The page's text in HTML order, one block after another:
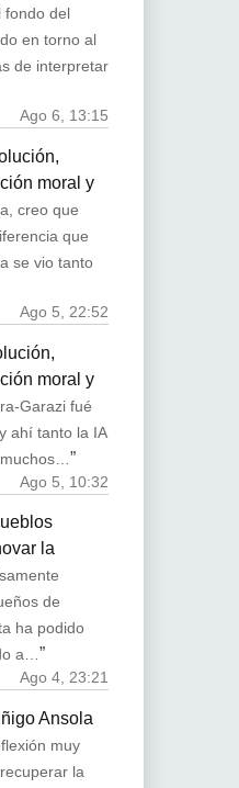
fondo del
en torno al
de interpretar
Ago 6, 13:15
moral y
creo que
que
se vio tanto
Ago 5, 22:52
moral y
Garazi fué
ahí tanto la IA
”
Ago 5, 10:32
la
de
ha podido
a…”
Ago 4, 23:21
Ansola
muy
la